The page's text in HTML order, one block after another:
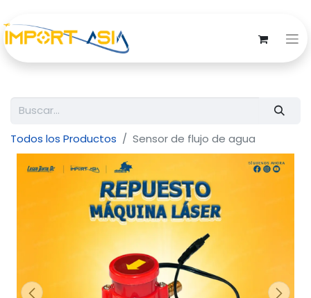
Todos los Productos Sensor de flujo de agua